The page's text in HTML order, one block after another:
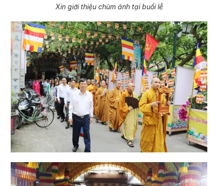
Xin giới thiệu chùm ảnh tại buổi lễ